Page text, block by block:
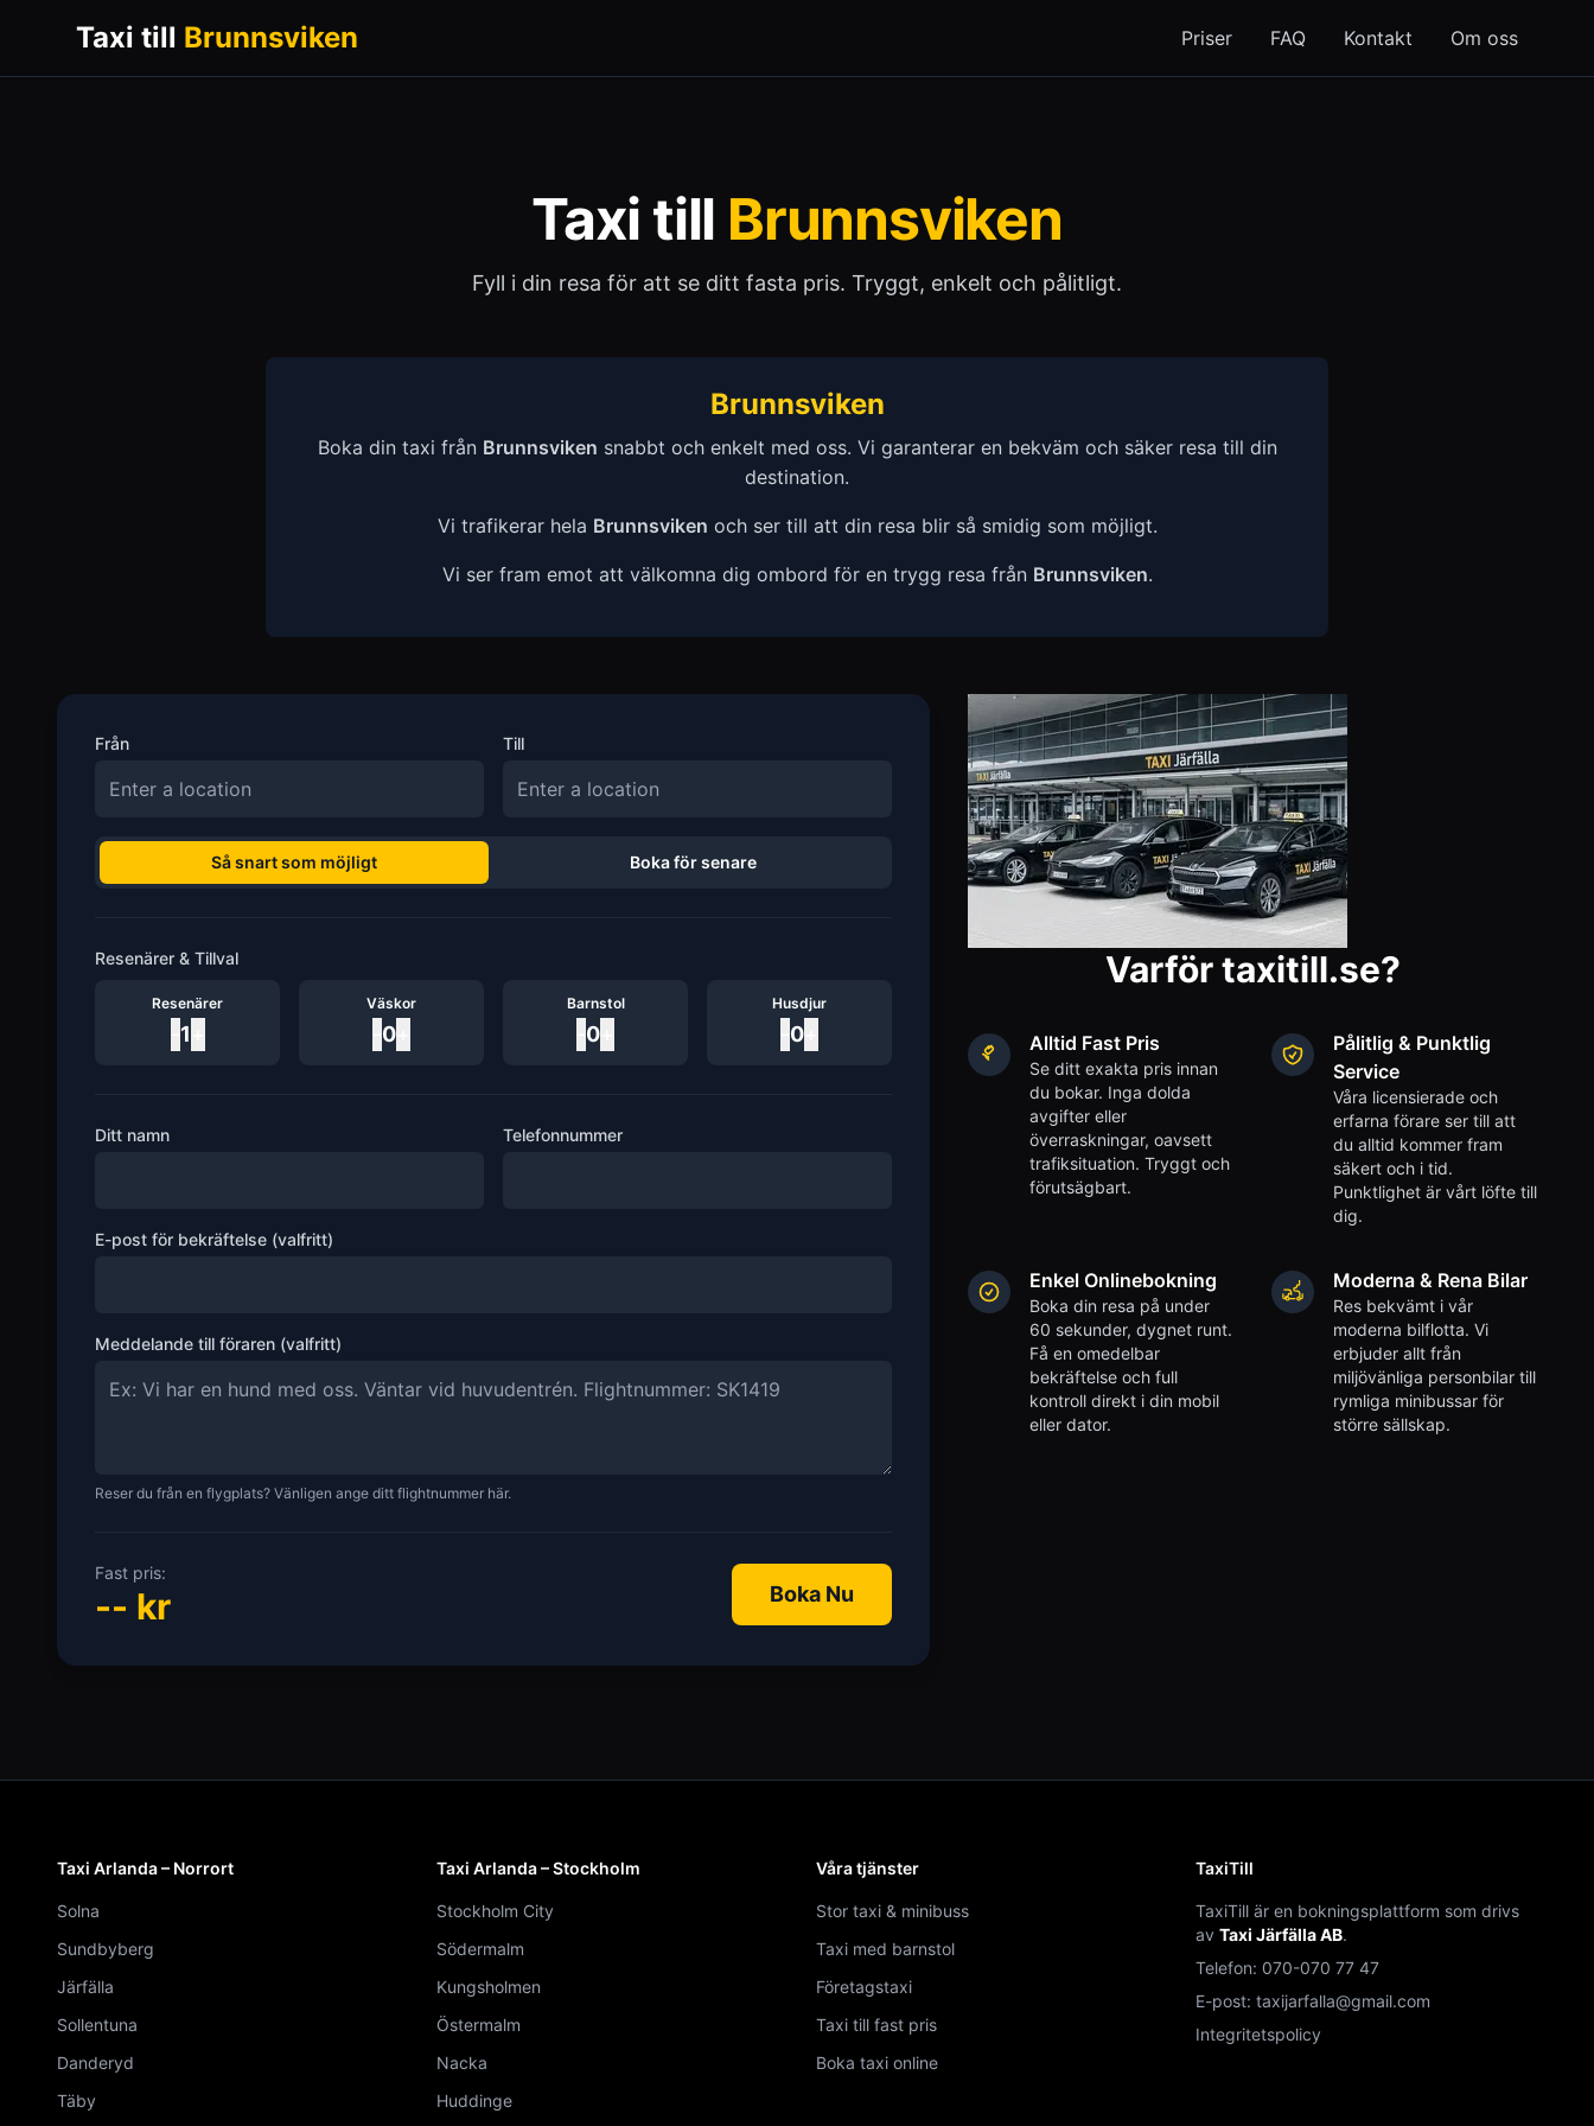
Taxi till Brunnsviken Priser FAQ Kontakt Om oss
Taxi till Brunnsviken
Fyll i din resa för att se ditt fasta pris. Tryggt, enkelt och pålitligt.
Brunnsviken
Boka din taxi från Brunnsviken snabbt och enkelt med oss. Vi garanterar en bekväm och säker resa till din
destination.
Vi trafikerar hela Brunnsviken och ser till att din resa blir så smidig som möjligt.
Vi ser fram emot att välkomna dig ombord för en trygg resa från Brunnsviken.
Från Till
Så snart som möjligt Boka för senare
Resenärer & Tillval
Resenärer
1
Väskor
0
Barnstol
0
Husdjur
0
Ditt namn Telefonnummer
E-post för bekräftelse (valfritt)
Meddelande till föraren (valfritt)
Reser du från en flygplats? Vänligen ange ditt flightnummer här.
Fast pris:
-- kr Boka Nu
Varför taxitill.se?
Alltid Fast Pris
Se ditt exakta pris innan
du bokar. Inga dolda
avgifter eller
överraskningar, oavsett
trafiksituation. Tryggt och
förutsägbart.
Pålitlig & Punktlig
Service
Våra licensierade och
erfarna förare ser till att
du alltid kommer fram
säkert och i tid.
Punktlighet är vårt löfte till
dig.
Enkel Onlinebokning
Boka din resa på under
60 sekunder, dygnet runt.
Få en omedelbar
bekräftelse och full
kontroll direkt i din mobil
eller dator.
Moderna & Rena Bilar
Res bekvämt i vår
moderna bilflotta. Vi
erbjuder allt från
miljövänliga personbilar till
rymliga minibussar för
större sällskap.
Taxi Arlanda – Norrort
Solna
Sundbyberg
Järfälla
Sollentuna
Danderyd
Täby
Taxi Arlanda – Stockholm
Stockholm City
Södermalm
Kungsholmen
Östermalm
Nacka
Huddinge
Våra tjänster
Stor taxi & minibuss
Taxi med barnstol
Företagstaxi
Taxi till fast pris
Boka taxi online
TaxiTill
TaxiTill är en bokningsplattform som drivs
av Taxi Järfälla AB.
Telefon: 070-070 77 47
E-post: taxijarfalla@gmail.com
Integritetspolicy